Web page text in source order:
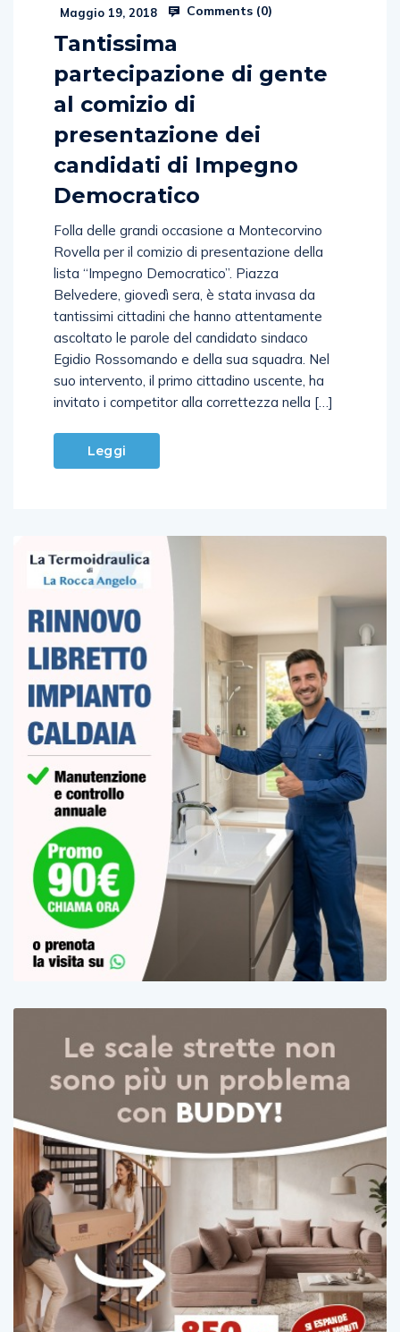
Tantissima
partecipazione di gente
al comizio di
presentazione dei
candidati di Impegno
Democratico
Rovella per il comizio di presentazione della
lista “Impegno Democratico”. Piazza
Belvedere, giovedì sera, è stata invasa da
tantissimi cittadini che hanno attentamente
ascoltato le parole del candidato sindaco
Egidio Rossomando e della sua squadra. Nel
suo intervento, il primo cittadino uscente, ha
invitato i competitor alla correttezza nella […]
Leggi